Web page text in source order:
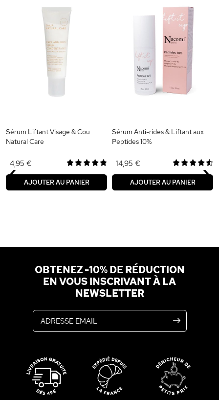
Sérum Liftant Visage & Cou
Natural Care
4,95 €
AJOUTER AU PANIER
Sérum Anti-rides & Liftant aux
Peptides 10%
14,95 €
AJOUTER AU PANIER
‹ ›
OBTENEZ -10% DE RÉDUCTION
EN VOUS INSCRIVANT À LA
NEWSLETTER